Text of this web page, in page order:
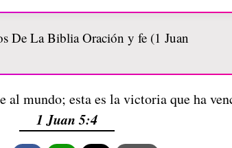
al mundo; esta es la victoria que ha
1 Juan 5:4